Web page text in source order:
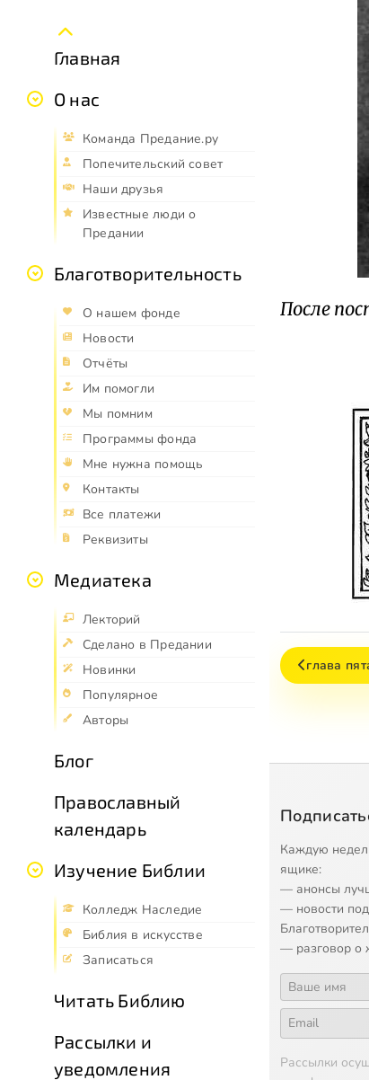
Главная
О нас
Команда Предание.ру
Попечительский совет
Наши друзья
Известные люди о
Предании
Благотворительность
О нашем фонде
Новости
Отчёты
Им помогли
Мы помним
Программы фонда
Мне нужна помощь
Контакты
Все платежи
Реквизиты
Медиатека
Лекторий
Сделано в Предании
Новинки
Популярное
Авторы
Блог
Православный
календарь
Изучение Библии
Колледж Наследие
Библия в искусстве
Записаться
Читать Библию
Рассылки и
уведомления
После
глава
Каждую
ящике:
— анонсы
— новости
— разговор о
Рассылки